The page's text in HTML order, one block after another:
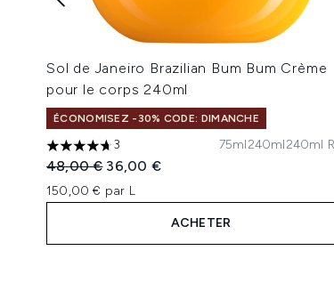
Sol de Janeiro Brazilian Bum Bum Crème
pour le corps 240ml
ÉCONOMISEZ -30% CODE: DIMANCHE
4.67 étoiles sur un maximum de 5
3
Prix de vente :
48,00 € Prix ​​actuel :
36,00 €
150,00 € par L
75ml240ml240ml
ACHETER